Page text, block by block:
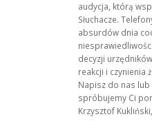
audycja, którą
Słuchacze.
absurdów dnia
decyzji
reakcji i czynienia
Napisz do nas lub
spróbujemy Ci
Krzysztof